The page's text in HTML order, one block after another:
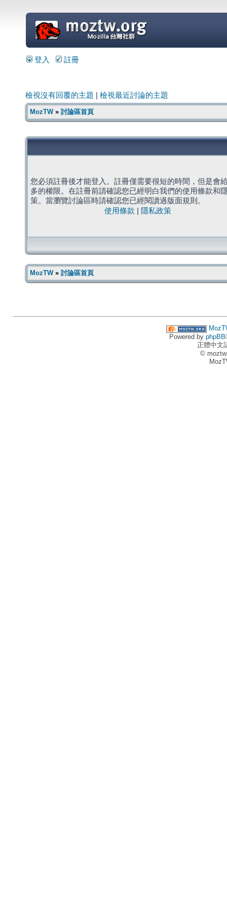
=
登入 註冊
檢視沒有回覆的主題 檢視最近討論的主題
MozTW» 討論區首頁
您必須註冊後才能登入。註冊僅需要很短的時間，但是會
多的權限。在註冊前請確認您已經明白我們的使用條款和
策。當瀏覽討論區時請確認您已經閱讀過版面規則。
使用條款
隱私政策
MozTW» 討論區首頁
Powered by phpBB
正體中文
©